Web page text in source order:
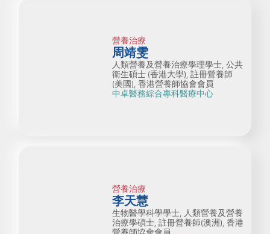
營養治療
周靖雯
人類營養及營養治療學理學士, 公共
衞生碩士 (香港大學), 註冊營養師
(美國), 香港營養師協會會員
中卓醫務綜合專科醫療中心
營養治療
李天慧
生物醫學科學學士, 人類營養及營養
治療學碩士, 註冊營養師(澳洲), 香港